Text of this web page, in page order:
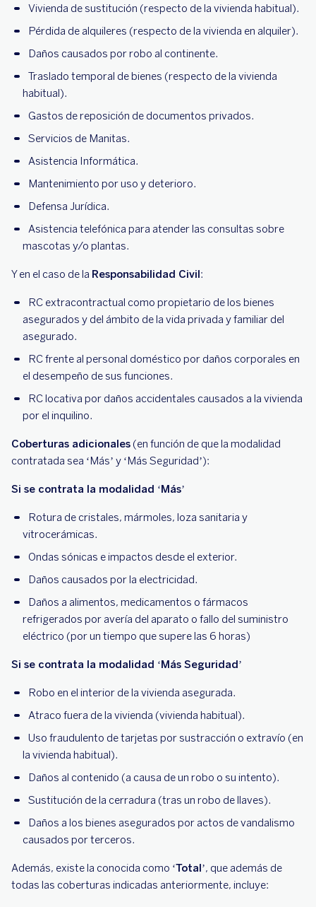
Vivienda de sustitución (respecto de la vivienda habitual).
Pérdida de alquileres (respecto de la vivienda en alquiler).
Daños causados por robo al continente.
Traslado temporal de bienes (respecto de la vivienda
habitual).
Gastos de reposición de documentos privados.
Servicios de Manitas.
Asistencia Informática.
Mantenimiento por uso y deterioro.
Defensa Jurídica.
Asistencia telefónica para atender las consultas sobre
mascotas y/o plantas.
Y en el caso de la Responsabilidad Civil:
RC extracontractual como propietario de los bienes
asegurados y del ámbito de la vida privada y familiar del
asegurado.
RC frente al personal doméstico por daños corporales en
el desempeño de sus funciones.
RC locativa por daños accidentales causados a la vivienda
por el inquilino.
Coberturas adicionales (en función de que la modalidad
contratada sea ‘Más’ y ‘Más Seguridad’):
Si se contrata la modalidad ‘Más’
Rotura de cristales, mármoles, loza sanitaria y
vitrocerámicas.
Ondas sónicas e impactos desde el exterior.
Daños causados por la electricidad.
Daños a alimentos, medicamentos o fármacos
refrigerados por avería del aparato o fallo del suministro
eléctrico (por un tiempo que supere las 6 horas)
Si se contrata la modalidad ‘Más Seguridad’
Robo en el interior de la vivienda asegurada.
Atraco fuera de la vivienda (vivienda habitual).
Uso fraudulento de tarjetas por sustracción o extravío (en
la vivienda habitual).
Daños al contenido (a causa de un robo o su intento).
Sustitución de la cerradura (tras un robo de llaves).
Daños a los bienes asegurados por actos de vandalismo
causados por terceros.
Además, existe la conocida como ‘Total’, que además de
todas las coberturas indicadas anteriormente, incluye: